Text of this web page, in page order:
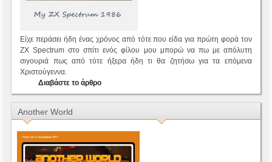
Είχε περάσει ήδη ένας χρόνος από τότε που είδα για πρώτη φορά τον
ZX Spectrum στο σπίτι ενός φίλου μου μπορώ να πω με απόλυτη
σιγουριά πως από τότε ήξερα ήδη τι θα ζητήσω για τα επόμενα
Χριστούγεννα.
Διαβάστε το άρθρο
Another World